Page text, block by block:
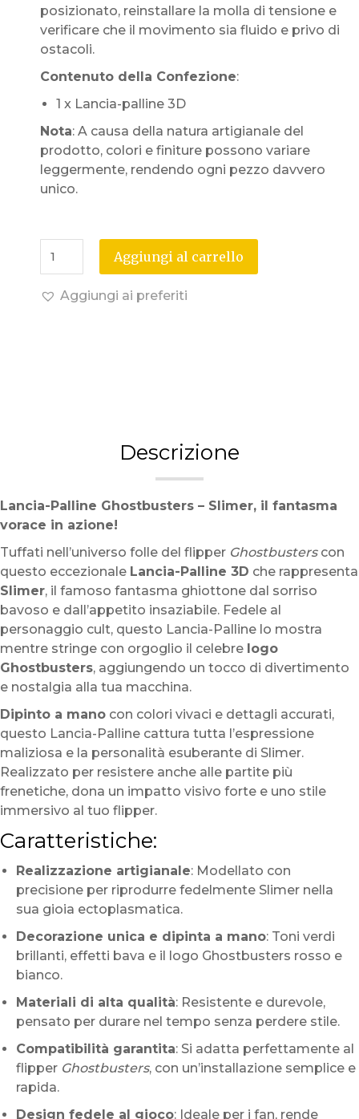
posizionato, reinstallare la molla di tensione e
verificare che il movimento sia fluido e privo di
ostacoli.
Contenuto della Confezione:
1 x Lancia-palline 3D
Nota: A causa della natura artigianale del
prodotto, colori e finiture possono variare
leggermente, rendendo ogni pezzo davvero
unico.
Aggiungi al carrello
Aggiungi ai preferiti
Descrizione
Lancia-Palline Ghostbusters – Slimer, il fantasma
vorace in azione!
Tuffati nell’universo folle del flipper Ghostbusterscon
questo eccezionale Lancia-Palline 3D che rappresenta
Slimer, il famoso fantasma ghiottone dal sorriso
bavoso e dall’appetito insaziabile. Fedele al
personaggio cult, questo Lancia-Palline lo mostra
mentre stringe con orgoglio il celebre logo
Ghostbusters, aggiungendo un tocco di divertimento
e nostalgia alla tua macchina.
Dipinto a mano con colori vivaci e dettagli accurati,
questo Lancia-Palline cattura tutta l’espressione
maliziosa e la personalità esuberante di Slimer.
Realizzato per resistere anche alle partite più
frenetiche, dona un impatto visivo forte e uno stile
immersivo al tuo flipper.
Caratteristiche:
Realizzazione artigianale: Modellato con
precisione per riprodurre fedelmente Slimer nella
sua gioia ectoplasmatica.
Decorazione unica e dipinta a mano: Toni verdi
brillanti, effetti bava e il logo Ghostbusters rosso e
bianco.
Materiali di alta qualità: Resistente e durevole,
pensato per durare nel tempo senza perdere stile.
Compatibilità garantita: Si adatta perfettamente al
flipper Ghostbusters, con un’installazione semplice e
rapida.
Design fedele al gioco: Ideale per i fan, rende